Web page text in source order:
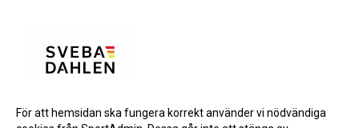
BRONSPARTNERS
För att hemsidan ska fungera korrekt använder vi nödvändiga